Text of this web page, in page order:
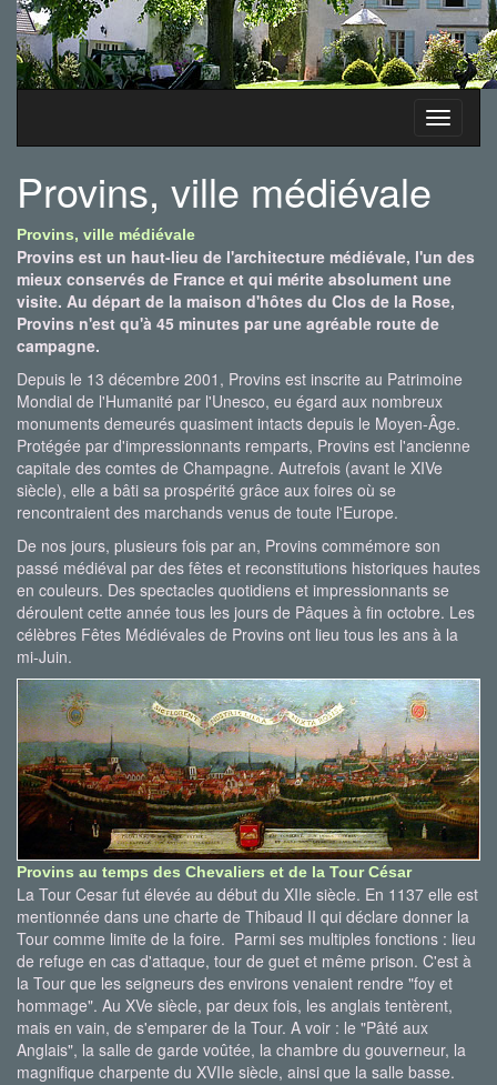
Toggle
Provins, ville médiévale
Provins, ville médiévale
Provins est un haut-lieu de l'architecture médiévale, l'un des
mieux conservés de France et qui mérite absolument une
visite. Au départ de la maison d'hôtes du Clos de la Rose,
Provins n'est qu'à 45 minutes par une agréable route de
campagne.
Depuis le 13 décembre 2001, Provins est inscrite au Patrimoine
Mondial de l'Humanité par l'Unesco, eu égard aux nombreux
monuments demeurés quasiment intacts depuis le Moyen-Âge.
Protégée par d'impressionnants remparts, Provins est l'ancienne
capitale des comtes de Champagne. Autrefois (avant le XIVe
siècle), elle a bâti sa prospérité grâce aux foires où se
rencontraient des marchands venus de toute l'Europe.
De nos jours, plusieurs fois par an, Provins commémore son
passé médiéval par des fêtes et reconstitutions historiques hautes
en couleurs. Des spectacles quotidiens et impressionnants se
déroulent cette année tous les jours de Pâques à fin octobre. Les
célèbres Fêtes Médiévales de Provins ont lieu tous les ans à la
mi-Juin.
Provins au temps des Chevaliers et de la Tour César
La Tour Cesar fut élevée au début du XIIe siècle. En 1137 elle est
mentionnée dans une charte de Thibaud II qui déclare donner la
Tour comme limite de la foire. Parmi ses multiples fonctions : lieu
de refuge en cas d'attaque, tour de guet et même prison. C'est à
la Tour que les seigneurs des environs venaient rendre "foy et
hommage". Au XVe siècle, par deux fois, les anglais tentèrent,
mais en vain, de s'emparer de la Tour. A voir : le "Pâté aux
Anglais", la salle de garde voûtée, la chambre du gouverneur, la
magnifique charpente du XVIIe siècle, ainsi que la salle basse.